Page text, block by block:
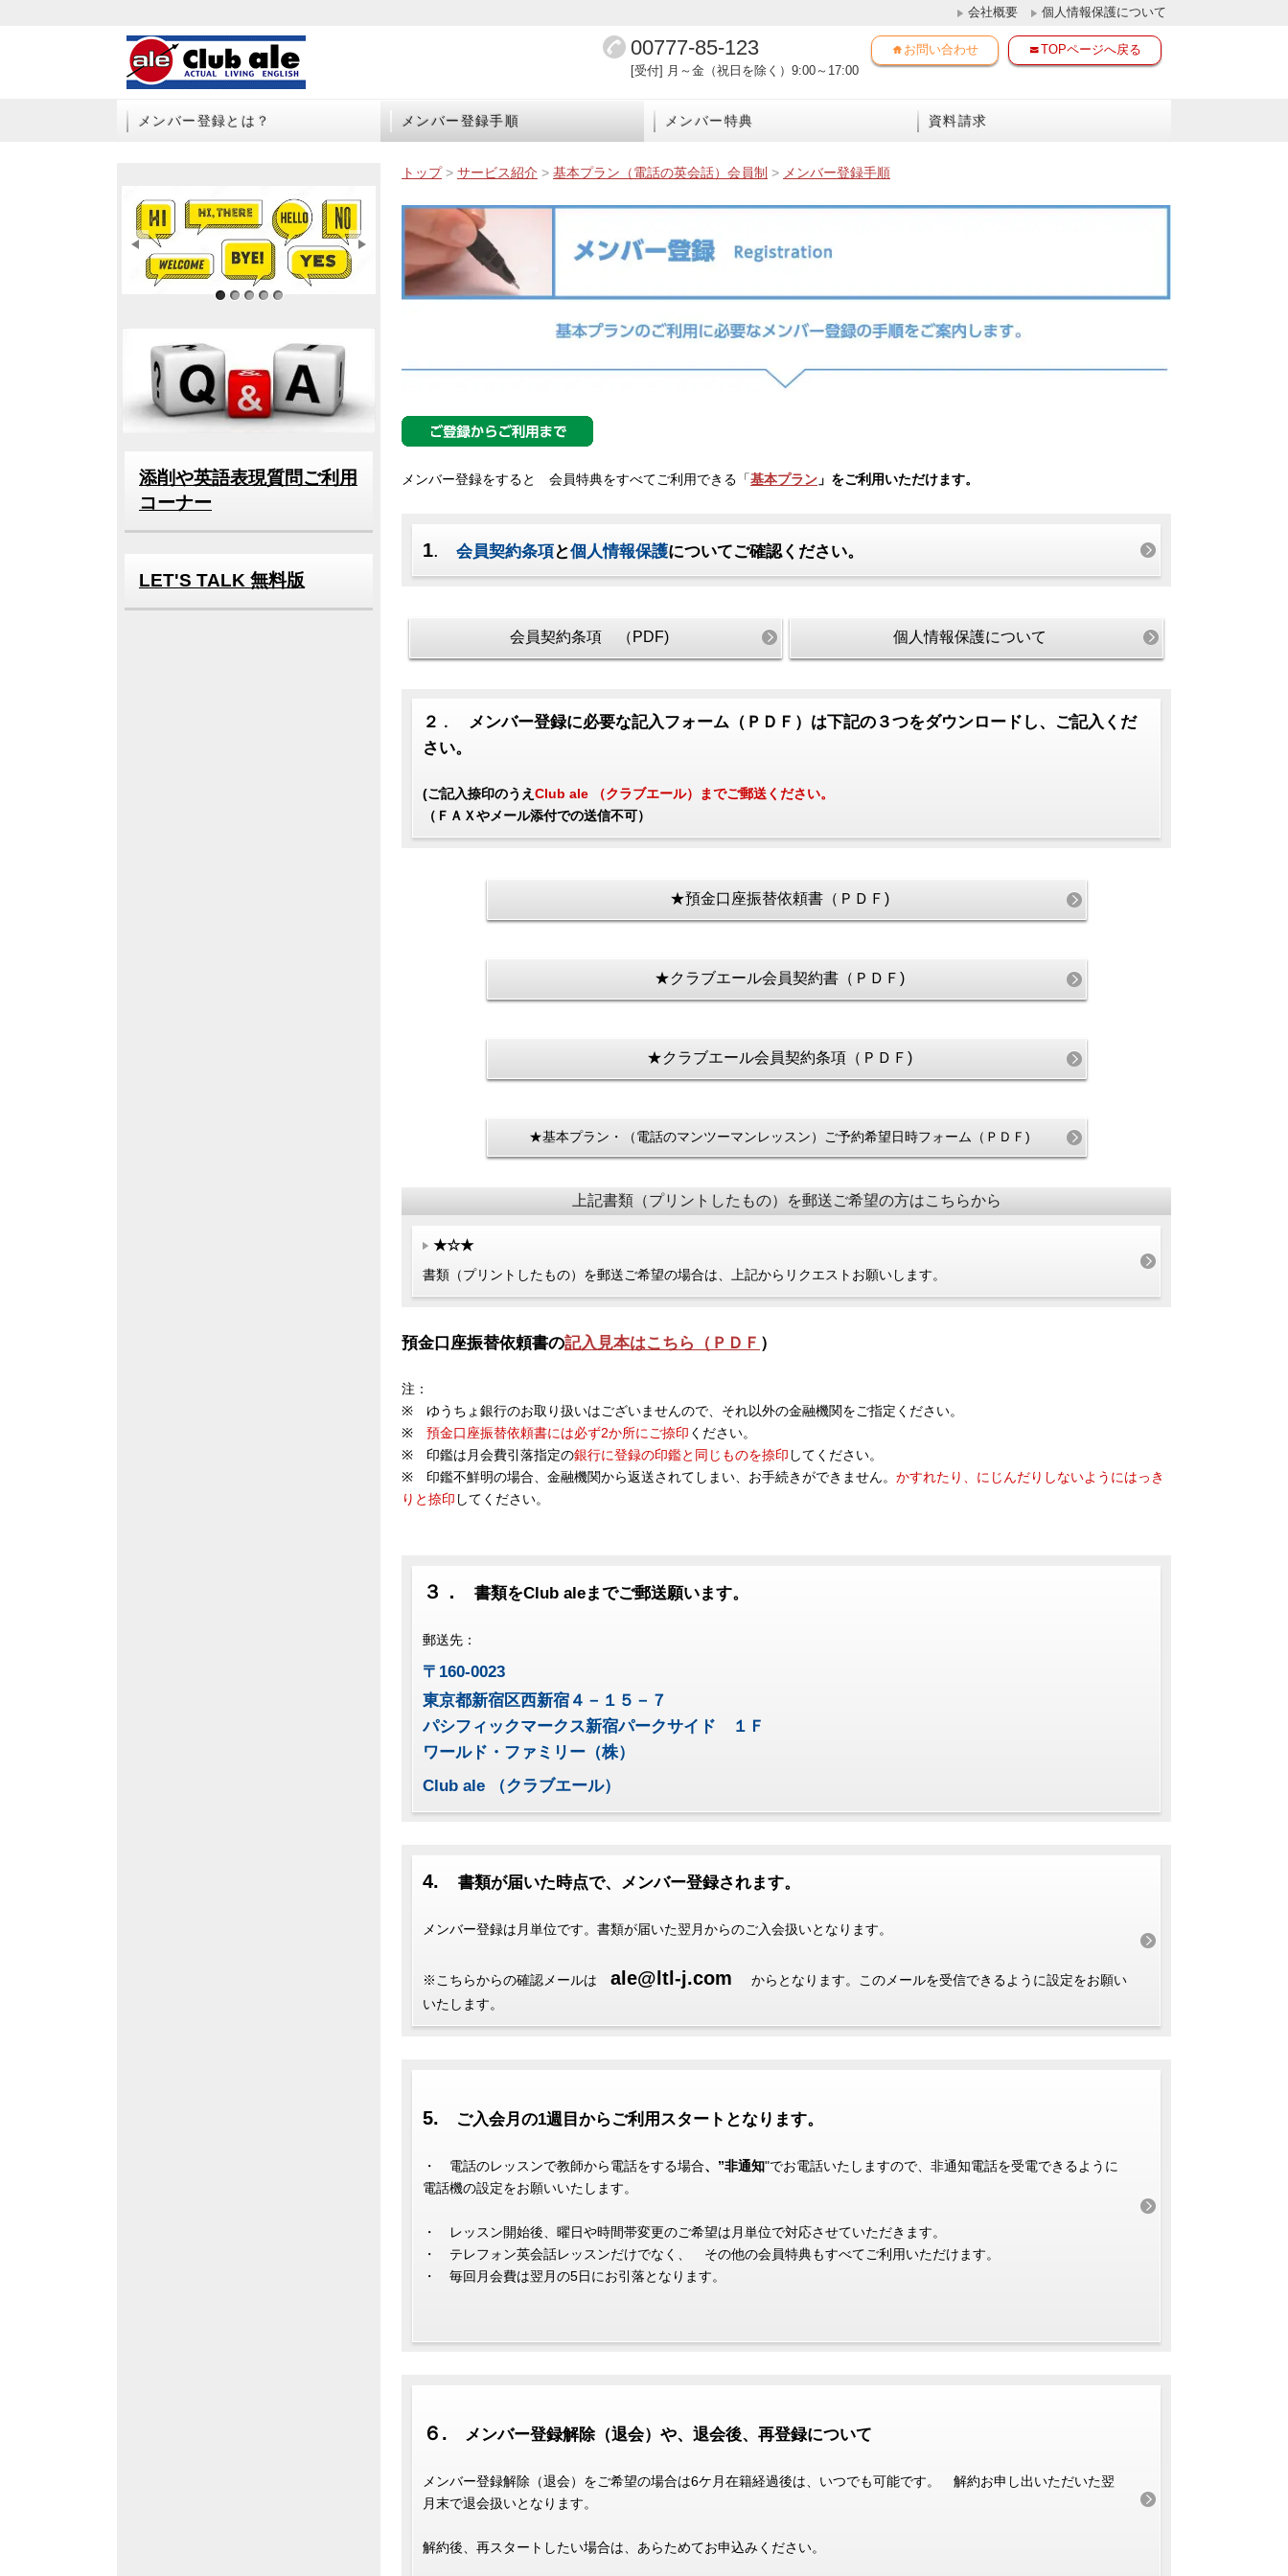
会社概要 個人情報保護について
00777-85-123
[受付] 月～金（祝日を除く）9:00～17:00
お問い合わせ TOPページへ戻る
メンバー登録とは？ メンバー登録手順 メンバー特典 資料請求
トップ > サービス紹介 > 基本プラン（電話の英会話）会員制 > メンバー登録手順
メンバー登録をすると 会員特典をすべてご利用できる「基本プラン 」をご利用いただけます。
1. 会員契約条項と個人情報保護についてご確認ください。
会員契約条項 （PDF) 個人情報保護について
２ ．
メンバー登録に必要な記入フォーム（ＰＤＦ）は下記の３つをダウンロードし、ご記入くだ
さい。
(ご記入捺印のうえ Club ale （クラブエール）までご郵送ください。
（ＦＡＸやメール添付での送信不可）
★預金口座振替依頼書（ＰＤＦ)
★クラブエール会員契約書（ＰＤＦ)
★クラブエール会員契約条項（ＰＤＦ)
★基本プラン・（電話のマンツーマンレッスン）ご予約希望日時フォーム（ＰＤＦ)
上記書類（プリントしたもの）を郵送ご希望の方はこちらから
★☆★
書類（プリントしたもの）を郵送ご希望の場合は、上記からリクエストお願いします。
預金口座振替依頼書の記入見本はこちら（ＰＤＦ ）
注：
※ ゆうちょ銀行のお取り扱いはございませんので、それ以外の金融機関をご指定ください。
※ 預金口座振替依頼書には必ず2か所にご捺印 ください。
※ 印鑑は月会費引落指定の銀行に登録の印鑑と同 じ ものを捺印 してください。
※ 印鑑不鮮明の場合、金融機関から返送されてしまい、お手続きができません。 かすれたり、 にじんだりしないようにはっき
りと捺印 してください。
３． 書類をClub aleまでご郵送願います。
郵送先：
〒160-0023
東京都新宿区西新宿４－１５－７
パシフィックマークス新宿パークサイド １Ｆ
ワールド・ファミリー（株）
Club ale （クラブエール）
4. 書類が届いた時点で、メンバー登録されます。
メンバー登録は月単位です。書類が届いた翌月からのご入会扱いとなります。
※こちらからの確認メールは ale@ltl-j.com
からとなります。このメールを受信できるように設定をお願い
いたします。
5. ご入会月の1週目からご利用スタートとなります。
・ 電話のレッスンで教師から電話をする場合、”非通知"でお電話いたしますので、非通知電話を受電できるように
電話機の設定をお願いいたします。
・ レッスン開始後、曜日や時間帯変更のご希望は月単位で対応させていただきます。
・ テレフォン英会話レッスンだけでなく、 その他の会員特典もすべてご利用いただけます。
・ 毎回月会費は翌月の5日にお引落となります。
６. メンバー登録解除（退会）や、退会後、再登録について
メンバー登録解除（退会）をご希望の場合は6ケ月在籍経過後は、いつでも可能です。 解約お申し出いただいた翌
月末で退会扱いとなります。
解約後、再スタートしたい場合は、あらためてお申込みください。
サンプル画像1
サンプル画像2
サンプル画像3
添削や英語表現質問ご利用
コーナー
LET'S TALK 無料版